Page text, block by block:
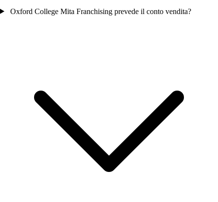
Oxford College Mita Franchising prevede il conto vendita?